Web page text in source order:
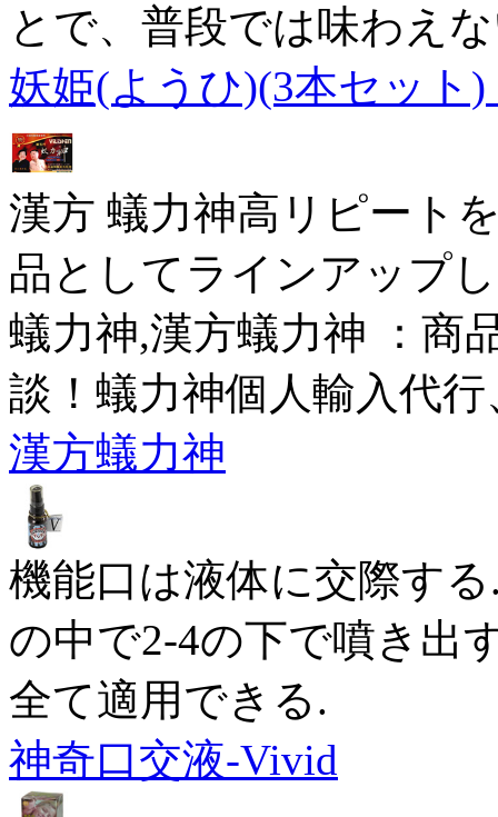
とで、普段では味わえ
妖姫(ようひ)(3本セット
漢方 蟻力神高リピート
品としてラインアップ
蟻力神,漢方蟻力神 ：商
談！蟻力神個人輸入代
漢方蟻力神
機能口は液体に交際す
の中で2-4の下で噴き出
全て適用できる.
神奇口交液-Vivid